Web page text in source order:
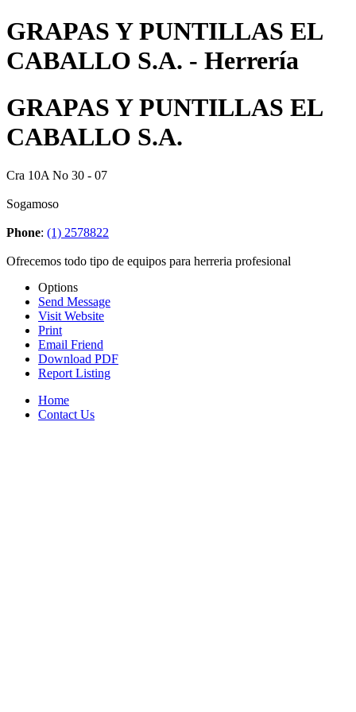
GRAPAS Y PUNTILLAS EL
CABALLO S.A. - Herrería
GRAPAS Y PUNTILLAS EL
CABALLO S.A.
Cra 10A No 30 - 07
Sogamoso
Phone: (1) 2578822
Ofrecemos todo tipo de equipos para herreria profesional
Options
Send Message
Visit Website
Print
Email Friend
Download PDF
Report Listing
Home
Contact Us